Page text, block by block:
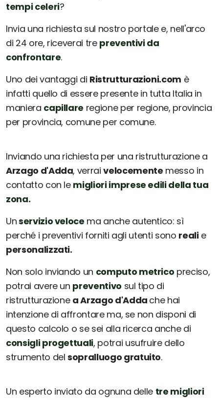
tempi celeri?
Invia una richiesta sul nostro portale e, nell'arco
di 24 ore, riceverai tre preventivi da
confrontare.
Uno dei vantaggi di Ristrutturazioni.com è
infatti quello di essere presente in tutta Italia in
maniera capillare regione per regione, provincia
per provincia, comune per comune.
Inviando una richiesta per una ristrutturazione a
Arzago d'Adda, verraivelocemente messo in
contatto con le migliori imprese edili della tua
zona.
Unservizio veloce ma anche autentico: sì
perché i preventivi forniti agli utenti sono realie
personalizzati.
Non solo inviando un computo metrico preciso,
potrai avere un preventivo sul tipo di
ristrutturazione a Arzago d'Adda che hai
intenzione di affrontare ma, se non disponi di
questo calcolo o se sei alla ricerca anche di
consigli progettuali, potrai usufruire dello
strumento delsopralluogo gratuito.
Un esperto inviato da ognuna delle tre migliori